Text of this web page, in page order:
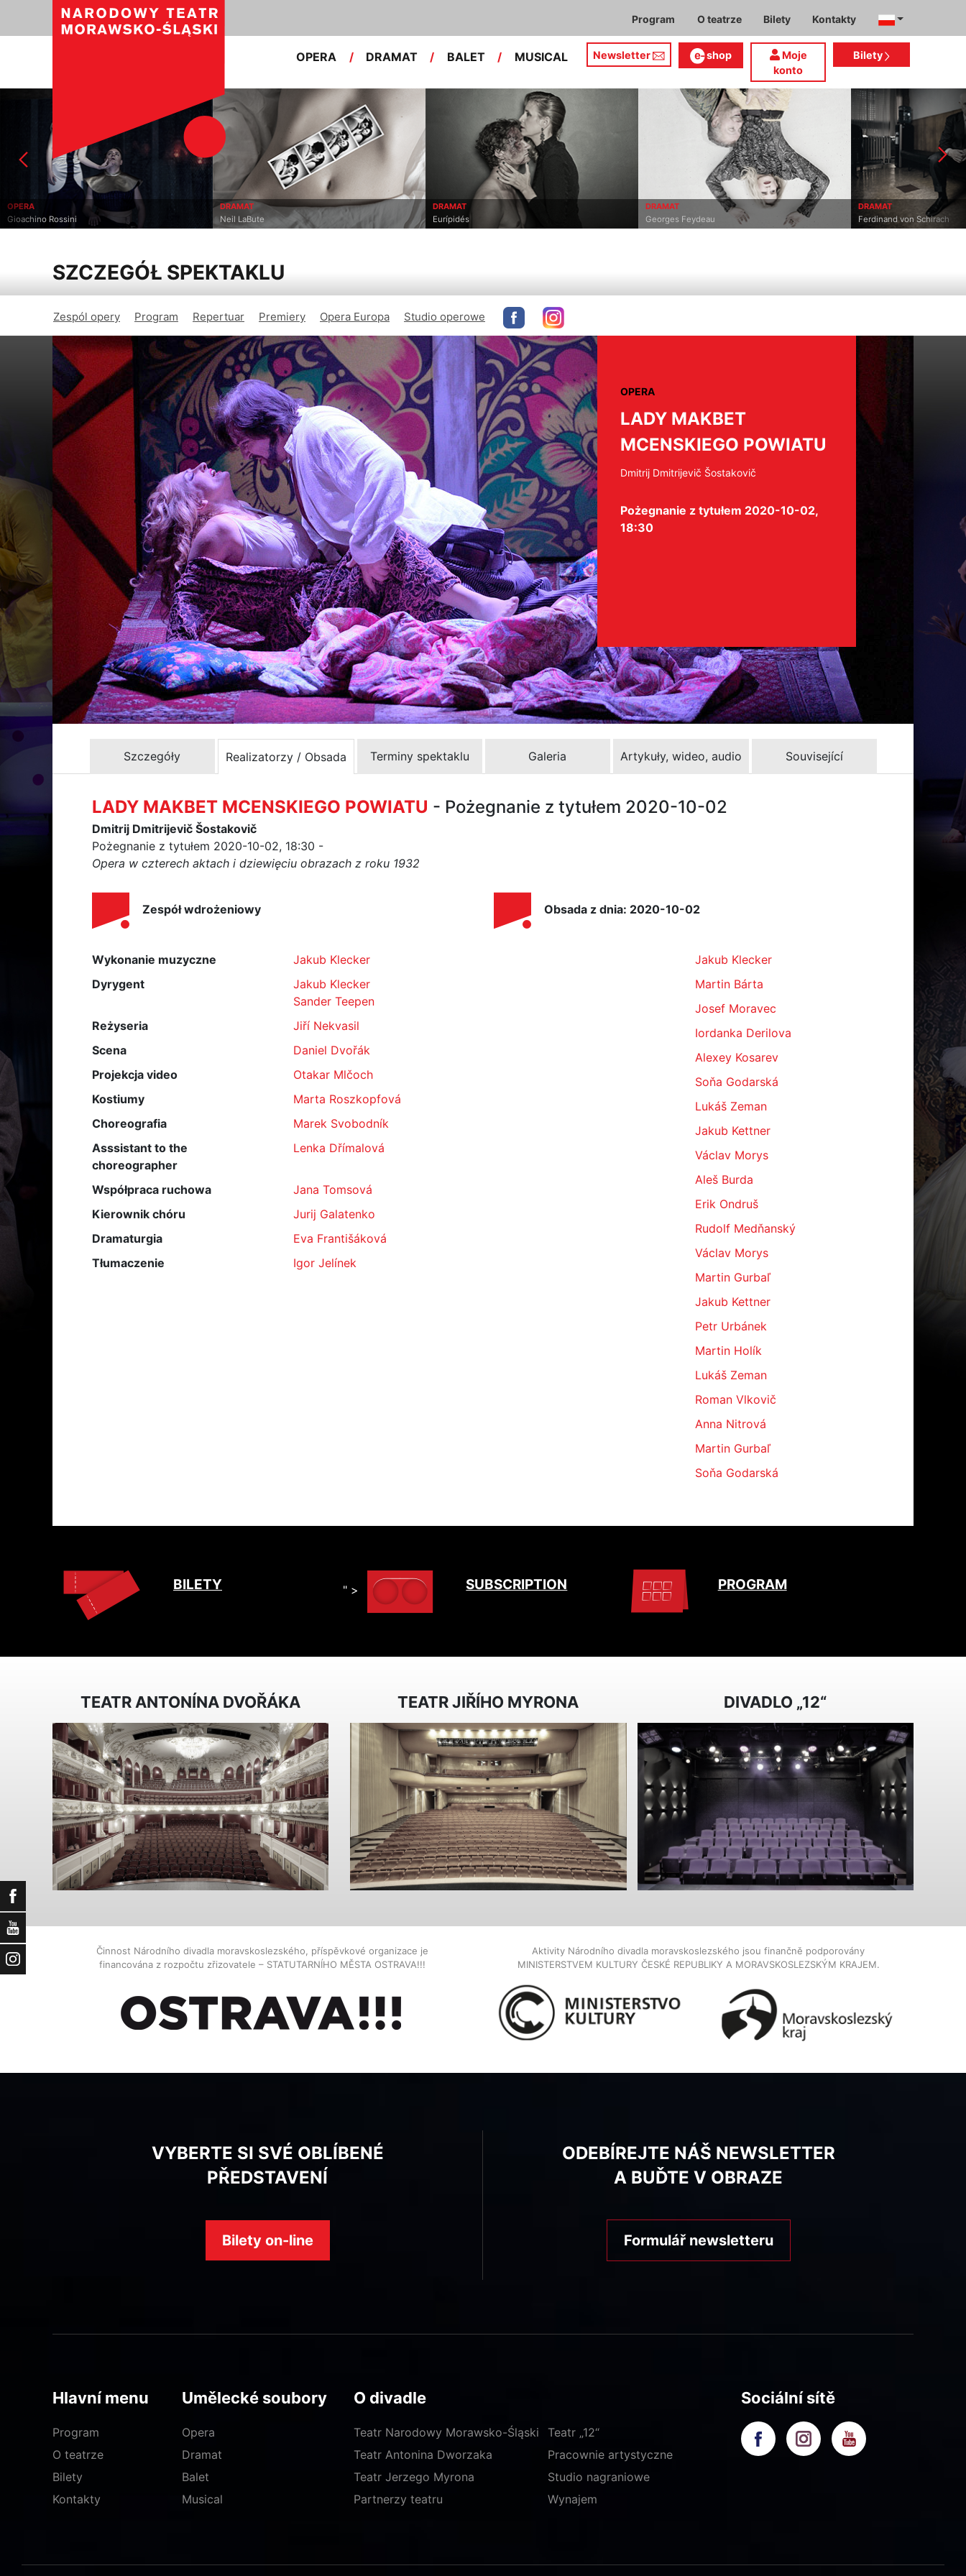
Facebook
YouTube
Instagram
Program O teatrze Bilety Kontakty
OPERA / DRAMAT / BALET / MUSICAL Newsletter shop
Moje
konto
Bilety
OPERA
Gioachino Rossini
DRAMAT
Neil LaBute
DRAMAT
Eurípidés
DRAMAT
Georges Feydeau
DRAMAT
Ferdinand von Schirach
SZCZEGÓŁ SPEKTAKLU
Zespól opery Program Repertuar Premiery Opera Europa Studio operowe
OPERA
LADY MAKBET
MCENSKIEGO POWIATU
Dmitrij Dmitrijevič Šostakovič
Pożegnanie z tytułem 2020-10-02,
18:30
Szczegóły Realizatorzy / Obsada Terminy spektaklu Galeria Artykuły, wideo, audio Související
LADY MAKBET MCENSKIEGO POWIATU - Pożegnanie z tytułem 2020-10-02
Dmitrij Dmitrijevič Šostakovič
Pożegnanie z tytułem 2020-10-02, 18:30 -
Opera w czterech aktach i dziewięciu obrazach z roku 1932
Zespół wdrożeniowy
Wykonanie muzyczne
Jakub Klecker
Dyrygent
Jakub Klecker
Sander Teepen
Reżyseria
Jiří Nekvasil
Scena
Daniel Dvořák
Projekcja video
Otakar Mlčoch
Kostiumy
Marta Roszkopfová
Choreografia
Marek Svobodník
Asssistant to the
choreographer
Lenka Dřímalová
Współpraca ruchowa
Jana Tomsová
Kierownik chóru
Jurij Galatenko
Dramaturgia
Eva Františáková
Tłumaczenie
Igor Jelínek
Obsada z dnia: 2020-10-02
Jakub Klecker
Martin Bárta
Josef Moravec
Iordanka Derilova
Alexey Kosarev
Soňa Godarská
Lukáš Zeman
Jakub Kettner
Václav Morys
Aleš Burda
Erik Ondruš
Rudolf Medňanský
Václav Morys
Martin Gurbaľ
Jakub Kettner
Petr Urbánek
Martin Holík
Lukáš Zeman
Roman Vlkovič
Anna Nitrová
Martin Gurbaľ
Soňa Godarská
BILETY " > SUBSCRIPTION PROGRAM
TEATR ANTONÍNA DVOŘÁKA TEATR JIŘÍHO MYRONA DIVADLO „12“
Činnost Národního divadla moravskoslezského, příspěvkové organizace je
financována z rozpočtu zřizovatele – STATUTARNÍHO MĚSTA OSTRAVA!!!
Aktivity Národního divadla moravskoslezského jsou finančně podporovány
MINISTERSTVEM KULTURY ČESKÉ REPUBLIKY A MORAVSKOSLEZSKÝM KRAJEM.
VYBERTE SI SVÉ OBLÍBENÉ
PŘEDSTAVENÍ
Bilety on-line
ODEBÍREJTE NÁŠ NEWSLETTER
A BUĎTE V OBRAZE
Formulář newsletteru
Hlavní menu
Program
O teatrze
Bilety
Kontakty
Umělecké soubory
Opera
Dramat
Balet
Musical
O divadle
Teatr Narodowy Morawsko-Śląski
Teatr Antonina Dworzaka
Teatr Jerzego Myrona
Teatr „12“
Pracownie artystyczne
Studio nagraniowe
Partnerzy teatru
Wynajem
Sociální sítě